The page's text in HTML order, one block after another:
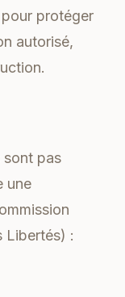
protéger
autorisé,
sont pas
une
Libertés) :